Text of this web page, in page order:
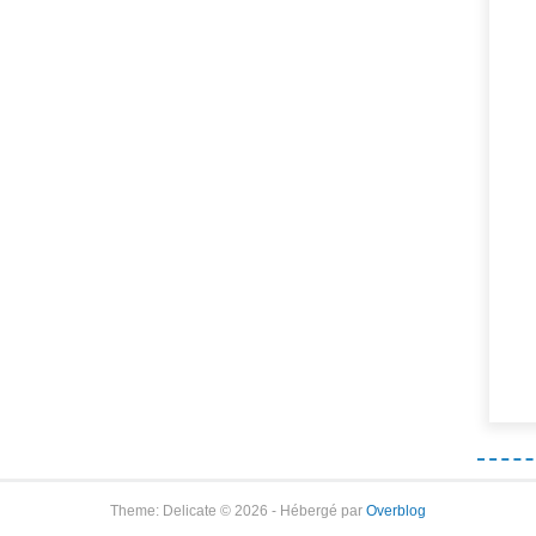
Theme: Delicate © 2026 - Hébergé par Overblog